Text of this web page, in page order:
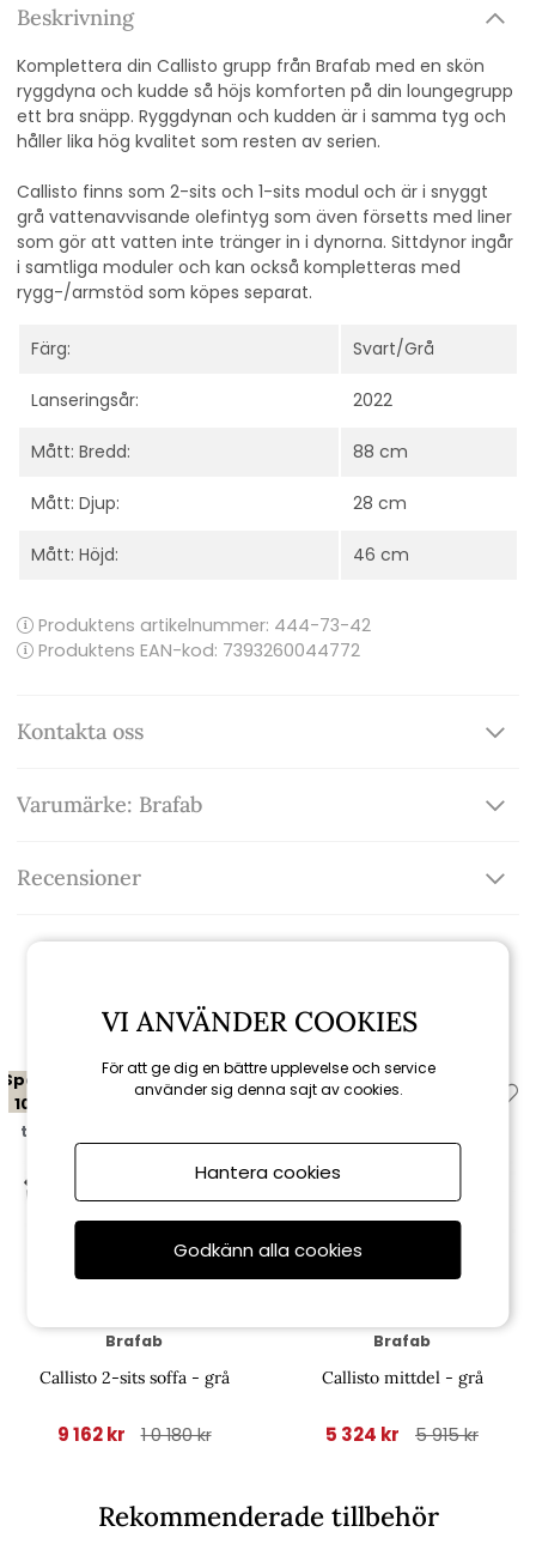
Beskrivning
Komplettera din Callisto grupp från Brafab med en skön
ryggdyna och kudde så höjs komforten på din loungegrupp
ett bra snäpp. Ryggdynan och kudden är i samma tyg och
håller lika hög kvalitet som resten av serien.
Callisto finns som 2-sits och 1-sits modul och är i snyggt
grå vattenavvisande olefintyg som även försetts med liner
som gör att vatten inte tränger in i dynorna. Sittdynor ingår
i samtliga moduler och kan också kompletteras med
rygg-/armstöd som köpes separat.
Färg: Svart/Grå
Lanseringsår: 2022
Mått: Bredd: 88 cm
Mått: Djup: 28 cm
Mått: Höjd: 46 cm
Produktens artikelnummer: 444-73-42
Produktens EAN-kod: 7393260044772
Kontakta oss
Varumärke: Brafab
Recensioner
Relaterade produkter
Spara
10%
till 16/8
Brafab
Callisto 2-sits soffa - grå
9 162 kr 1 0 180 kr
Spara
10%
Brafab
Callisto mittdel - grå
5 324 kr 5 915 kr
Rekommenderade tillbehör
VI ANVÄNDER COOKIES
För att ge dig en bättre upplevelse och service
använder sig denna sajt av cookies.
Hantera cookies
Godkänn alla cookies